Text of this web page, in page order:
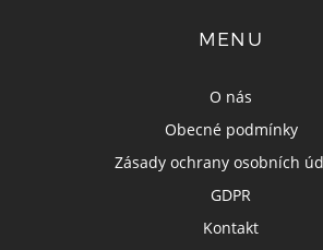
MENU
O nás
Obecné podmínky
Zásady ochrany osobních
GDPR
Kontakt